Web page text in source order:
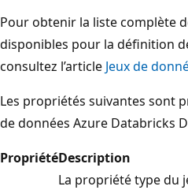
Pour obtenir la liste complète
disponibles pour la définition
consultez l’article Jeux de
Les propriétés suivantes sont
de données Azure Databricks
PropriétéDescription
La propriété type du